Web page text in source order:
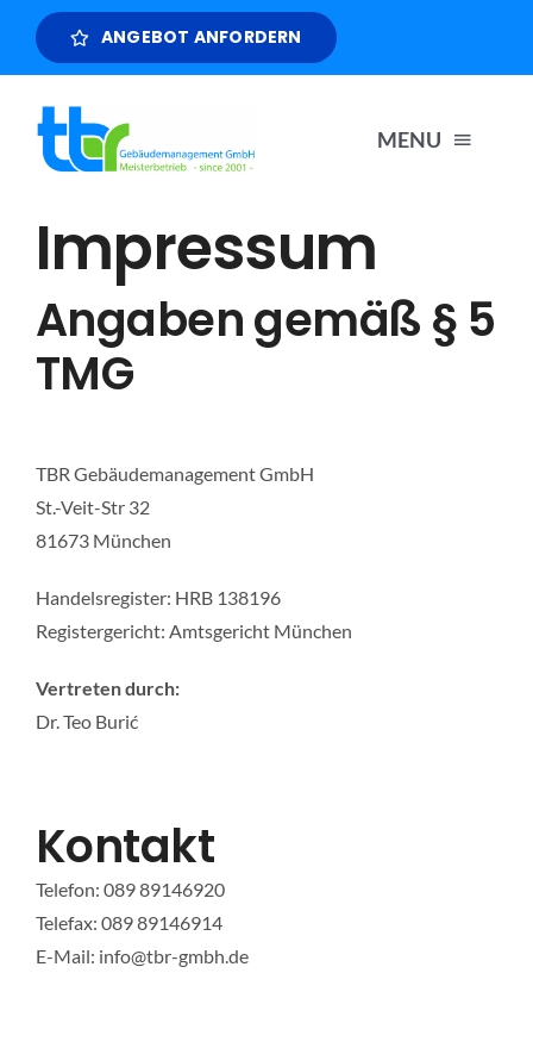
Inhalt
springen
ANGEBOT ANFORDERN
MENU
STARTSEITE
LEISTUNGEN
ÜBER UNS
Impressum
Angaben gemäß § 5
TMG
TBR Gebäudemanagement GmbH
St.-Veit-Str 32
81673 München
Handelsregister: HRB 138196
Registergericht: Amtsgericht München
Vertreten durch:
Dr. Teo Burić
Kontakt
Telefon: 089 89146920
Telefax: 089 89146914
E-Mail: info@tbr-gmbh.de